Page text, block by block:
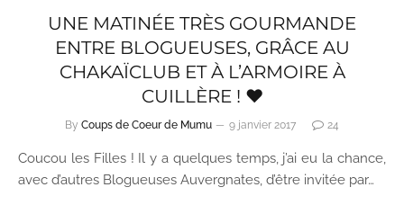
UNE MATINÉE TRÈS GOURMANDE
ENTRE BLOGUEUSES, GRÂCE AU
CHAKAÏCLUB ET À L’ARMOIRE À
CUILLÈRE ! ♥
By Coups de Coeur de Mumu 9 janvier 2017 24
Coucou les Filles ! Il y a quelques temps, j’ai eu la chance,
avec d’autres Blogueuses Auvergnates, d’être invitée par…